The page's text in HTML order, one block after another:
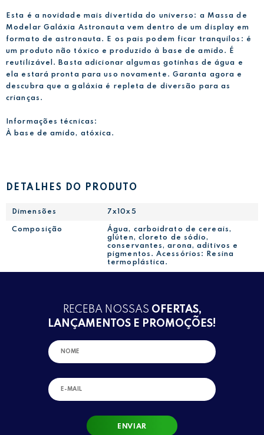
Esta é a novidade mais divertida do universo: a Massa de
Modelar Galáxia Astronauta vem dentro de um display em
formato de astronauta. E os pais podem ficar tranquilos: é
um produto não tóxico e produzido à base de amido. É
reutilizável. Basta adicionar algumas gotinhas de água e
ela estará pronta para uso novamente. Garanta agora e
descubra que a galáxia é repleta de diversão para as
crianças.
Informações técnicas:
À base de amido, atóxica.
DETALHES DO PRODUTO
Dimensões 7x10x5
Composição
Água, carboidrato de cereais,
glúten, cloreto de sódio,
conservantes, arona, aditivos e
pigmentos. Acessórios: Resina
termoplástica.
RECEBA NOSSAS OFERTAS,
LANÇAMENTOS E PROMOÇÕES!
ENVIAR